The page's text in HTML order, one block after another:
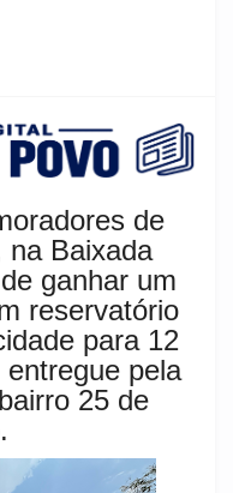
de
na Baixada
ganhar um
reservatório
para 12
pela
25 de